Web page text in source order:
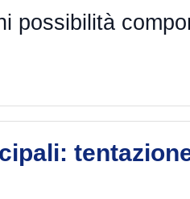
possibilità